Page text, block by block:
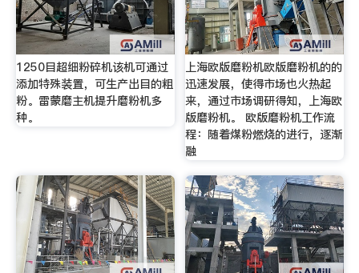
1250目超细粉碎机该机可通过
添加特殊装置，可生产出目的粗
粉。雷蒙磨主机提升磨粉机多
种。
上海欧版磨粉机欧版磨粉机的的
迅速发展，使得市场也火热起
来，通过市场调研得知，上海欧
版磨粉机。 欧版磨粉机工作流
程：随着煤粉燃烧的进行，逐渐
融